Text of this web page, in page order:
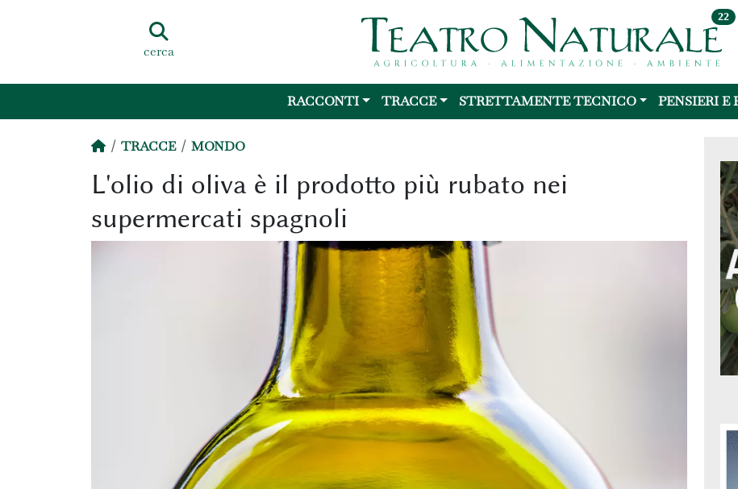
cerca
22
RACCONTI TRACCE STRETTAMENTE TECNICO PENSIERI E
TRACCE MONDO
L'olio di oliva è il prodotto più rubato nei
supermercati spagnoli